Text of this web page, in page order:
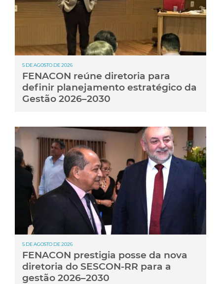
5 DE AGOSTO DE 2026
FENACON reúne diretoria para
definir planejamento estratégico da
Gestão 2026–2030
5 DE AGOSTO DE 2026
FENACON prestigia posse da nova
diretoria do SESCON-RR para a
gestão 2026–2030